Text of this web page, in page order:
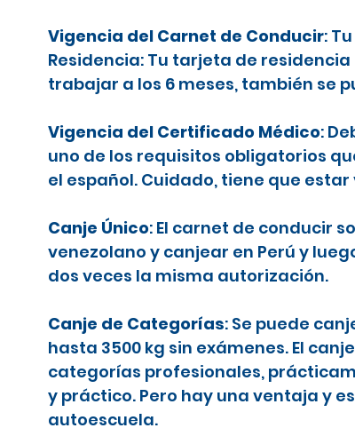
Vigencia del Carnet de Conducir:
Residencia: Tu tarjeta de
trabajar a los 6 meses, también se
Vigencia del Certificado Médico:
uno de los requisitos obligatorios
el español. Cuidado, tiene que
Canje Único: El carnet de conducir
venezolano y canjear en Perú y
dos veces la misma autorización.
Canje de Categorías: Se puede
hasta 3500 kg sin exámenes. El
categorías profesionales,
y práctico. Pero hay una ventaja y
autoescuela.